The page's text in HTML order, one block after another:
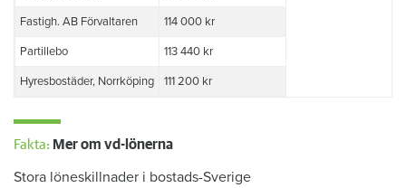
Fastigh. AB Förvaltaren 114 000 kr
Partillebo 113 440 kr
Hyresbostäder, Norrköping 111 200 kr
Fakta: Mer om vd-lönerna
Stora löneskillnader i bostads-Sverige